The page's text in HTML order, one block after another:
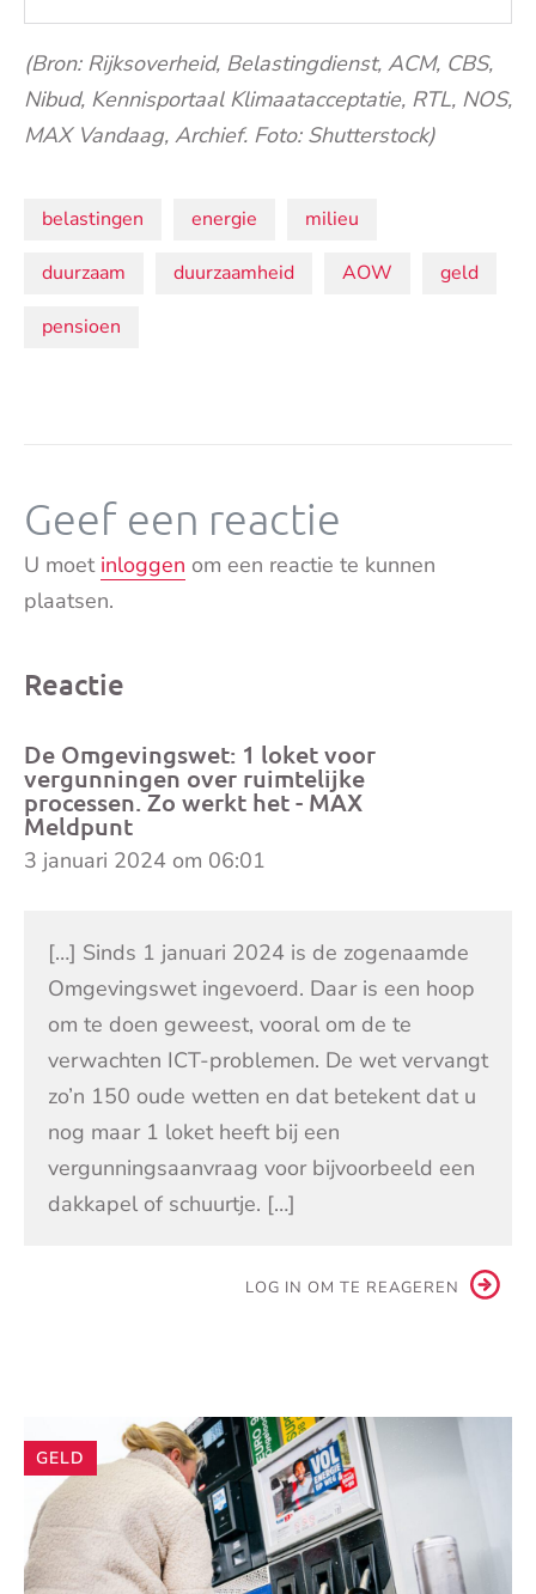
(Bron: Rijksoverheid, Belastingdienst, ACM, CBS,
Nibud, Kennisportaal Klimaatacceptatie, RTL, NOS,
MAX Vandaag, Archief. Foto: Shutterstock)
Onderwerpen:
belastingen energie milieu
duurzaam duurzaamheid AOW geld
pensioen
Geef een reactie
U moet inloggen om een reactie te kunnen
plaatsen.
Reactie
De Omgevingswet: 1 loket voor
vergunningen over ruimtelijke
processen. Zo werkt het - MAX
Meldpunt
3 januari 2024 om 06:01
[…] Sinds 1 januari 2024 is de zogenaamde
Omgevingswet ingevoerd. Daar is een hoop
om te doen geweest, vooral om de te
verwachten ICT-problemen. De wet vervangt
zo’n 150 oude wetten en dat betekent dat u
nog maar 1 loket heeft bij een
vergunningsaanvraag voor bijvoorbeeld een
dakkapel of schuurtje. […]
LOG IN OM TE REAGEREN
Andere
artikelen
GELD